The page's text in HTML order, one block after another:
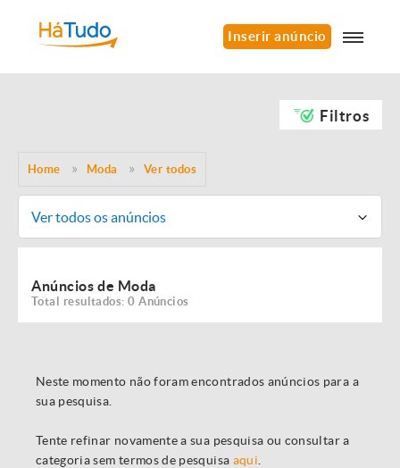
Inserir anúncio
Filtros
Home Moda Ver todos
Ver todos os anúncios
Anúncios de Moda
Total resultados: 0 Anúncios
Neste momento não foram encontrados anúncios para a
sua pesquisa.
Tente refinar novamente a sua pesquisa ou consultar a
categoria sem termos de pesquisa aqui